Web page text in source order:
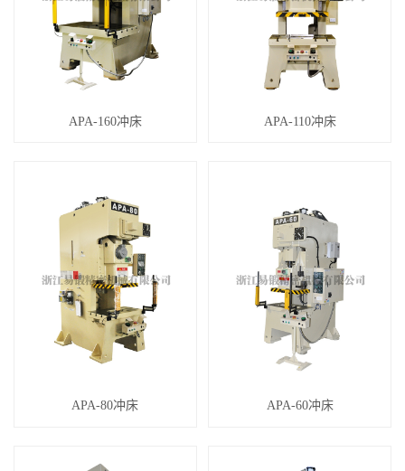
APA-160冲床 APA-110冲床
APA-80冲床 APA-60冲床